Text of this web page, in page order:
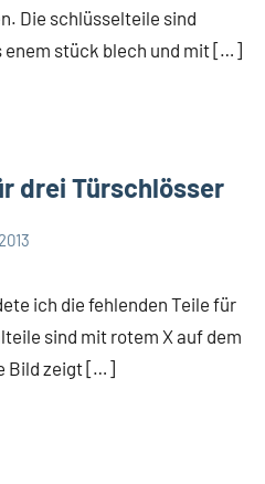
Die schlüsselteile sind
enem stück blech und mit […]
drei Türschlösser
ich die fehlenden Teile für
sind mit rotem X auf dem
Bild zeigt […]